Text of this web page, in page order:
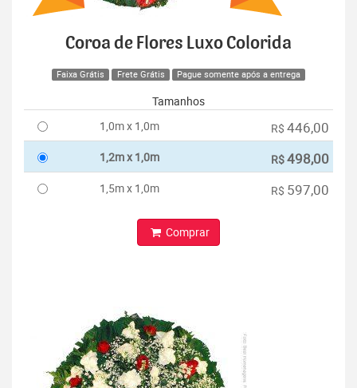
Coroa de Flores Luxo Colorida
Faixa Grátis Frete Grátis Pague somente após a entrega
Tamanhos
1,0m x 1,0m
R$ 446,00
1,2m x 1,0m R$498,00
1,5m x 1,0m R$ 597,00
Comprar